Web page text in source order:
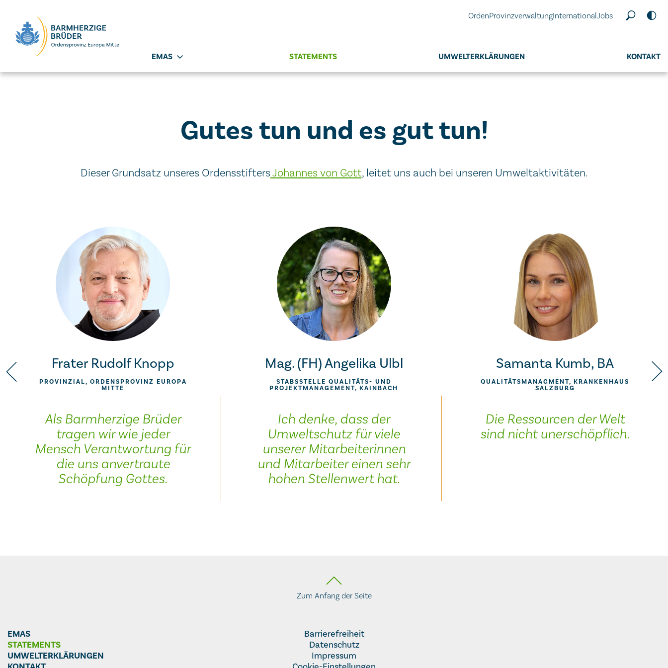
OrdenProvinzverwaltungInternationalJobs
EMAS STATEMENTS UMWELTERKLÄRUNGEN KONTAKT
Gutes tun und es gut tun!
Dieser Grundsatz unseres Ordensstifters Johannes von Gott, leitet uns auch bei unseren Umweltaktivitäten.
Frater Rudolf Knopp
PROVINZIAL, ORDENSPROVINZ EUROPA
MITTE
Als Barmherzige Brüder
tragen wir wie jeder
Mensch Verantwortung für
die uns anvertraute
Schöpfung Gottes.
Mag. (FH) Angelika Ulbl
STABSSTELLE QUALITÄTS- UND
PROJEKTMANAGEMENT, KAINBACH
Ich denke, dass der
Umweltschutz für viele
unserer Mitarbeiterinnen
und Mitarbeiter einen sehr
hohen Stellenwert hat.
Samanta Kumb, BA
QUALITÄTSMANAGMENT, KRANKENHAUS
SALZBURG
Die Ressourcen der Welt
sind nicht unerschöpflich.
Zum Anfang der Seite
EMAS
STATEMENTS
UMWELTERKLÄRUNGEN
Barrierefreiheit
Datenschutz
Impressum